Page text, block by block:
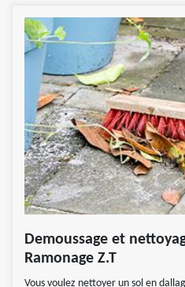
Demoussage et
Ramonage Z.T
Vous voulez nettoyer un sol en